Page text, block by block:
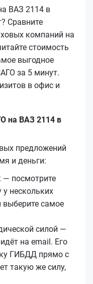
ВАЗ 2114 в
Сравните
компаний на
стоимость
выгодное
за 5 минут.
в офис и
на ВАЗ 2114 в
предложений
и деньги:
— посмотрите
у нескольких
самое
силой —
на email. Его
ГИБДД прямо с
такую же силу,